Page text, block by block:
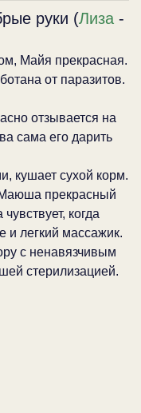
руки (Лиза -
Майя прекрасная.
от паразитов.
отзывается на
сама его дарить
кушает сухой корм.
прекрасный
когда
и легкий массажик.
с ненавязчивым
стерилизацией.